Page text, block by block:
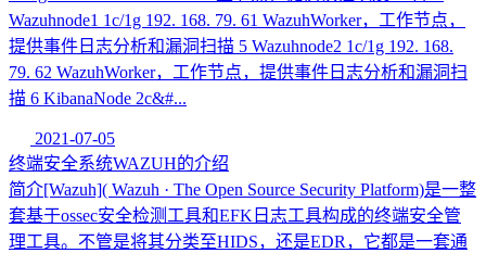
Wazuhnode1 1c/1g 192. 168. 79. 61 WazuhWorker，工作节点，
提供事件日志分析和漏洞扫描 5 Wazuhnode2 1c/1g 192. 168.
79. 62 WazuhWorker，工作节点，提供事件日志分析和漏洞扫
描 6 KibanaNode 2c&#...
2021-07-05
终端安全系统WAZUH的介绍
简介[Wazuh]( Wazuh · The Open Source Security Platform)是一整
套基于ossec安全检测工具和EFK日志工具构成的终端安全管
理工具。不管是将其分类至HIDS，还是EDR，它都是一套通